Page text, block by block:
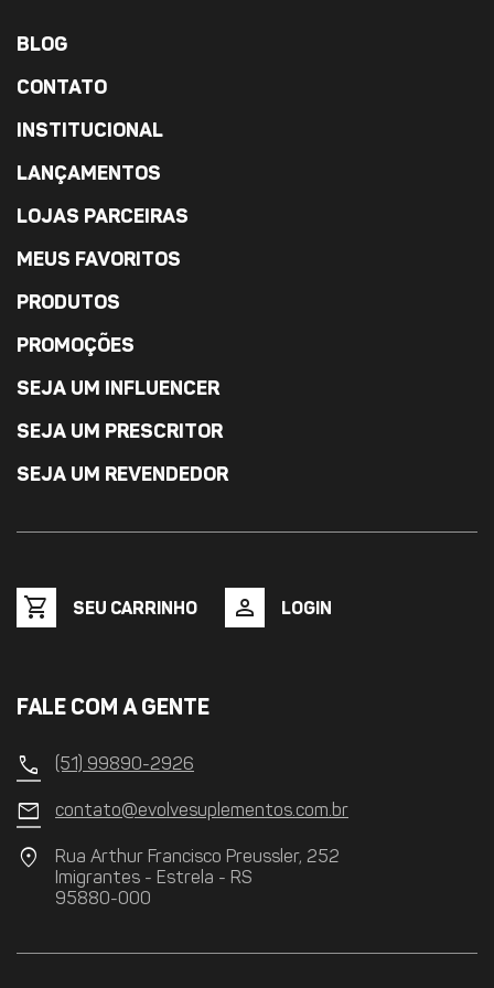
BLOG
CONTATO
INSTITUCIONAL
LANÇAMENTOS
LOJAS PARCEIRAS
MEUS FAVORITOS
PRODUTOS
PROMOÇÕES
SEJA UM INFLUENCER
SEJA UM PRESCRITOR
SEJA UM REVENDEDOR
shopping_cart SEU CARRINHO person LOGIN
FALE COM A GENTE
call (51) 99890-2926
mail contato@evolvesuplementos.com.br
location_on
Rua Arthur Francisco Preussler, 252
Imigrantes - Estrela - RS
95880-000